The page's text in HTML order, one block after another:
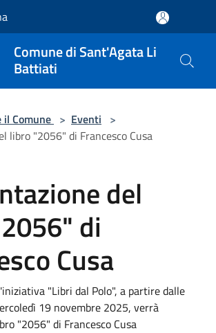
Comune di Sant'Agata Li
Battiati
il Comune > Eventi >
libro "2056" di Francesco Cusa
del
di
Cusa
"Libri dal Polo", a partire dalle
19 novembre 2025, verrà
"2056" di Francesco Cusa